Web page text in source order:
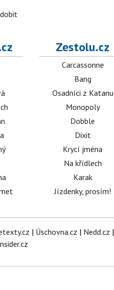
Zestolu.cz
Carcassonne
Bang
Osadníci z Katanu
Monopoly
Dobble
Dixit
Krycí jména
Na křídlech
Karak
Jízdenky, prosím!
| Úschovna.cz | Nedd.cz |